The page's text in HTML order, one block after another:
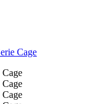
Cage